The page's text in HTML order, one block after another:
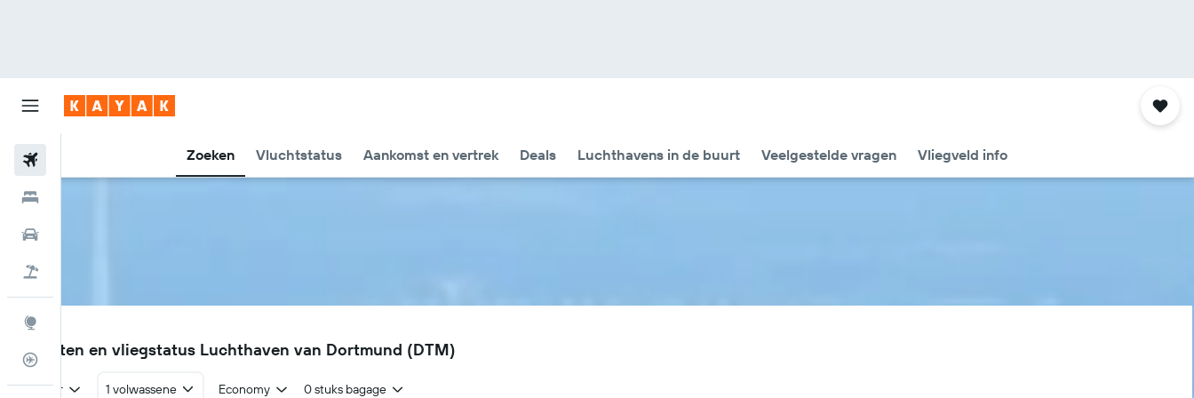
Zoeken Vluchtstatus Aankomst en vertrek Deals Luchthavens in de buurt Veelgestelde vragen Vliegveld info
Vluchtstatus info
DTM
Vluchten en vliegstatus Luchthaven van Dortmund (DTM)
Retour 1 volwassene Economy 0 stuks bagage